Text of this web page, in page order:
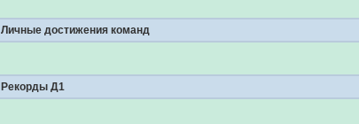
Личные достижения команд
Рекорды Д1